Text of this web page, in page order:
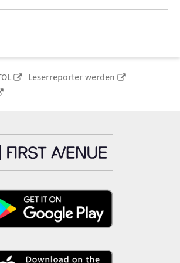
Leserreporter werden